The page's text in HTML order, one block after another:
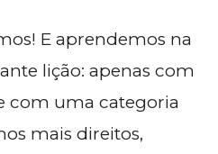
E aprendemos na
lição: apenas com
com uma categoria
mais direitos,